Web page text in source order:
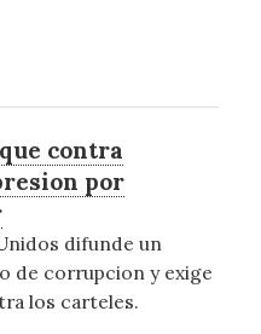
contra
por
difunde un
de corrupcion y exige
los carteles.